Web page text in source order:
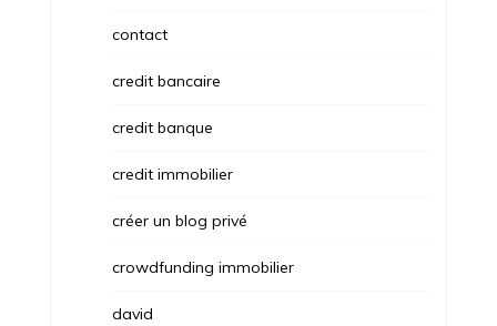
contact
credit bancaire
credit banque
credit immobilier
créer un blog privé
crowdfunding immobilier
david